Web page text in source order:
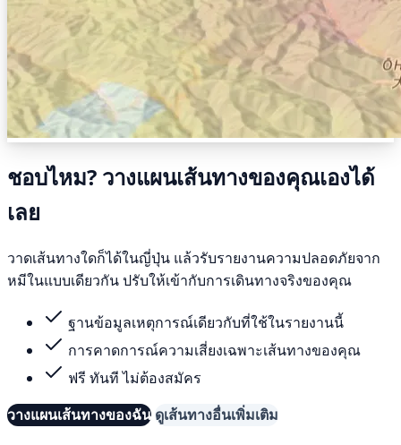
ชอบไหม? วางแผนเส้นทางของคุณเองได้
เลย
วาดเส้นทางใดก็ได้ในญี่ปุ่น แล้วรับรายงานความปลอดภัยจาก
หมีในแบบเดียวกัน ปรับให้เข้ากับการเดินทางจริงของคุณ
ฐานข้อมูลเหตุการณ์เดียวกับที่ใช้ในรายงานนี้
การคาดการณ์ความเสี่ยงเฉพาะเส้นทางของคุณ
ฟรี ทันที ไม่ต้องสมัคร
วางแผนเส้นทางของฉัน ดูเส้นทางอื่นเพิ่มเติม